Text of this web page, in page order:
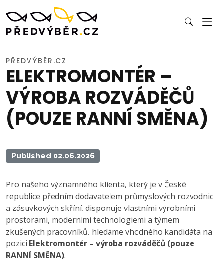
PŘEDVÝBĚR.CZ
ELEKTROMONTÉR –
VÝROBA ROZVÁDĚČŮ
(POUZE RANNÍ SMĚNA)
Published 02.06.2026
Pro našeho významného klienta, který je v České
republice předním dodavatelem průmyslových rozvodnic
a zásuvkových skříní, disponuje vlastními výrobními
prostorami, moderními technologiemi a týmem
zkušených pracovníků, hledáme vhodného kandidáta na
pozici Elektromontér – výroba rozváděčů (pouze
RANNÍ SMĚNA).